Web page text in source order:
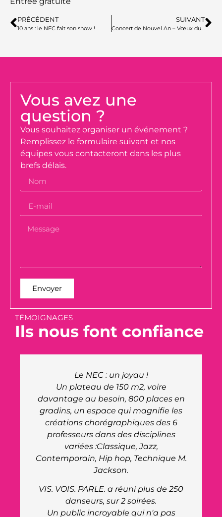
PRÉCÉDENT
10 ans : le NEC fait son show !
SUIVANT
Concert de Nouvel An – Vœux du maire
TÉMOIGNAGES
Ils nous font confiance
Le site du NEC nous a offert à nous
organisation, ainsi qu'aux artistes un
très bel accueil.
La venue du Maire pour rencontrer
nos artistes a été très appréciée,
merci à lui de l'intérêt qu'il nous a
porté. Le personnel du site était très
réceptif et réactif à toutes nos
demandes. Ils ont fait preuve de
Bravo !
La salle a un charme particulier avec
Vous avez une
question ?
Vous souhaitez organiser un événement ?
Remplissez le formulaire suivant et nos
équipes vous contacteront dans les plus
brefs délais.
Envoyer